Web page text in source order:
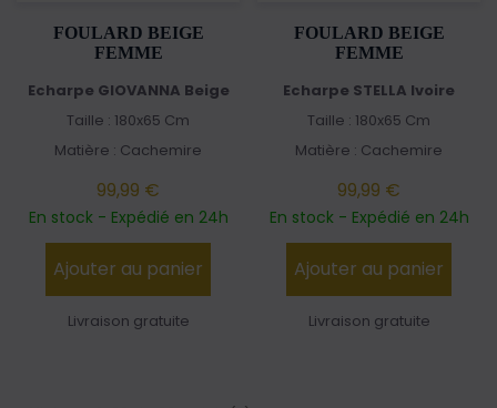
FOULARD BEIGE
FEMME
Echarpe GIOVANNA Beige
Taille : 180x65 Cm
Matière : Cachemire
99,99 €
En stock - Expédié en 24h
Ajouter au panier
Livraison gratuite
FOULARD BEIGE
FEMME
Echarpe STELLA Ivoire
Taille : 180x65 Cm
Matière : Cachemire
99,99 €
En stock - Expédié en 24h
Ajouter au panier
Livraison gratuite